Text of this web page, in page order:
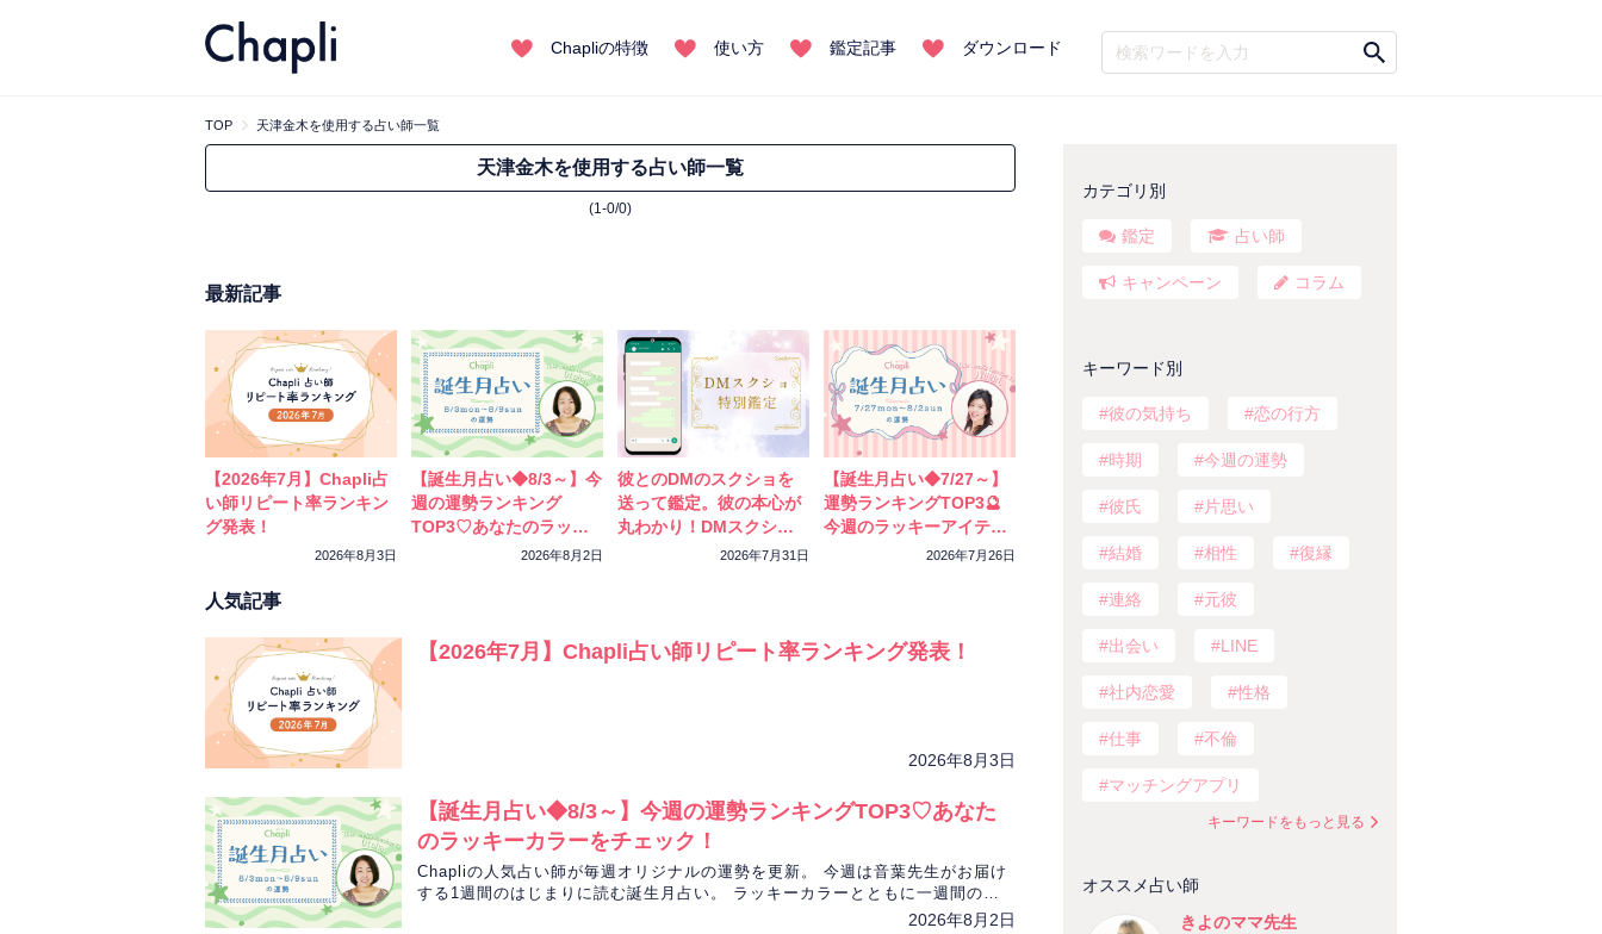
Chapliの特徴 使い方 鑑定記事 ダウンロード
TOP 天津金木を使用する占い師一覧
天津金木を使用する占い師一覧
(1-0/0)
最新記事
【2026年7月】Chapli占
い師リピート率ランキン
グ発表！
2026年8月3日
【誕生月占い◆8/3～】今
週の運勢ランキング
TOP3♡あなたのラッキ
ーカラーをチェック！
2026年8月2日
彼とのDMのスクショを
送って鑑定。彼の本心が
丸わかり！DMスクショ
特別鑑定をスタートしま
2026年7月31日
【誕生月占い◆7/27～】
運勢ランキングTOP3🔮
今週のラッキーアイテム
2026年7月26日
人気記事
【2026年7月】Chapli占い師リピート率ランキング発表！
2026年8月3日
【誕生月占い◆8/3～】今週の運勢ランキングTOP3♡あなた
のラッキーカラーをチェック！
Chapliの人気占い師が毎週オリジナルの運勢を更新。 今週は音葉先生がお届け
する1週間のはじまりに読む誕生月占い。 ラッキーカラーとともに一週間の運
2026年8月2日
カテゴリ別
鑑定 占い師
キャンペーン コラム
キーワード別
彼の気持ち 恋の行方
時期 今週の運勢
彼氏 片思い
結婚 相性 復縁
連絡 元彼
出会い LINE
社内恋愛 性格
仕事 不倫
マッチングアプリ
キーワードをもっと見る
オススメ占い師
きよのママ先生